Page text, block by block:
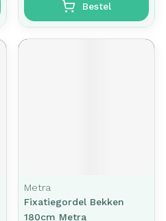
Bestel
Metra
Fixatiegordel Bekken
180cm Metra